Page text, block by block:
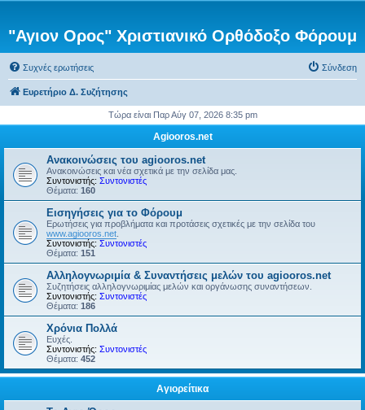
"Αγιον Ορος" Χριστιανικό Ορθόδοξο Φόρουμ
Συχνές ερωτήσεις Σύνδεση
Ευρετήριο Δ. Συζήτησης
Τώρα είναι Παρ Αύγ 07, 2026 8:35 pm
Agiooros.net
Ανακοινώσεις του agiooros.net
Ανακοινώσεις και νέα σχετικά με την σελίδα μας.
Συντονιστής: Συντονιστές
Θέματα: 160
Εισηγήσεις για το Φόρουμ
Ερωτήσεις για προβλήματα και προτάσεις σχετικές με την σελίδα του
www.agiooros.net
Συντονιστής: Συντονιστές
Θέματα: 151
Αλληλογνωριμία & Συναντήσεις μελών του agiooros.net
Συζητήσεις αλληλογνωριμίας μελών και οργάνωσης συναντήσεων.
Συντονιστής: Συντονιστές
Θέματα: 186
Χρόνια Πολλά
Ευχές.
Συντονιστής: Συντονιστές
Θέματα: 452
Αγιορείτικα